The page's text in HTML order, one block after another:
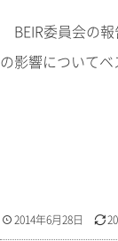
BEIR委員会の
の影響についてベ
2014年6月28日